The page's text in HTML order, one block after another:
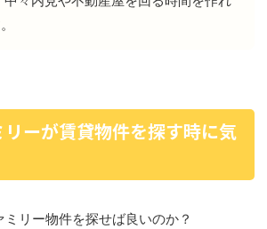
ーが賃貸物件を探す時に気
リー物件を探せば良いのか？